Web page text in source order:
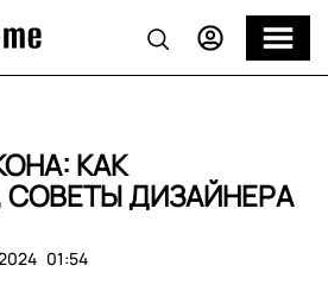
КАК
СОВЕТЫ ДИЗАЙНЕРА
01:54